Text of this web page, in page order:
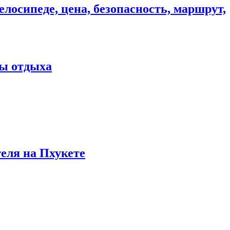
цена, безопасность, маршрут,
отдыха
на Пхукете